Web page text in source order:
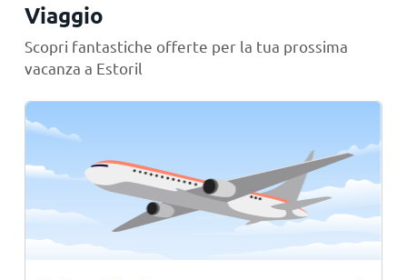
Viaggio
Scopri fantastiche offerte per la tua prossima
vacanza a Estoril